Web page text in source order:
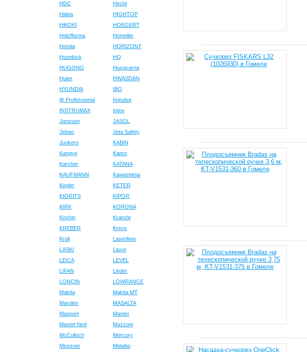
HDC
Hecht
Hidea
HIGHTOP
HiKOKI
HOEGERT
Holzfforma
Homelite
Honda
HORIZONT
Hozelock
HQ
HUGONG
Husqvarna
Huter
HWASDAN
HYUNDAI
IBO
IK Professional
Impulse
INSTRUMAX
Intex
Janssen
JASOL
Jebao
Jeta Safety
Junkers
KABIN
Kangye
Kapro
Karcher
KATANA
KAUFMANN
Kawashima
Kepler
KETER
KIORITS
KIPOR
KIRK
KORONA
Koshin
Kranzle
KREBER
Kress
Kroll
Laserliner
LASKI
Lavor
LEICA
LEVEL
LIFAN
Linder
LONCIN
LOWRANCE
Makita
Makita MT
Marolex
MASALTA
Masport
Master
MasterYard
Mazzoni
McCulloch
Mercury
Messner
Metabo